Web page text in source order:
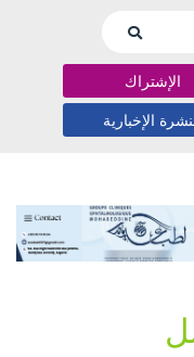
الإشتراك
الإخبارية